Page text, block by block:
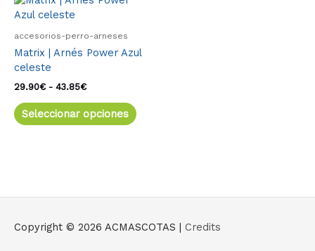
accesorios-perro-arneses
Matrix | Arnés Power Azul
celeste
29.90€ - 43.85€
desde
hasta
Seleccionar opciones
variantes.
pueden
Copyright © 2026 ACMASCOTAS Credits